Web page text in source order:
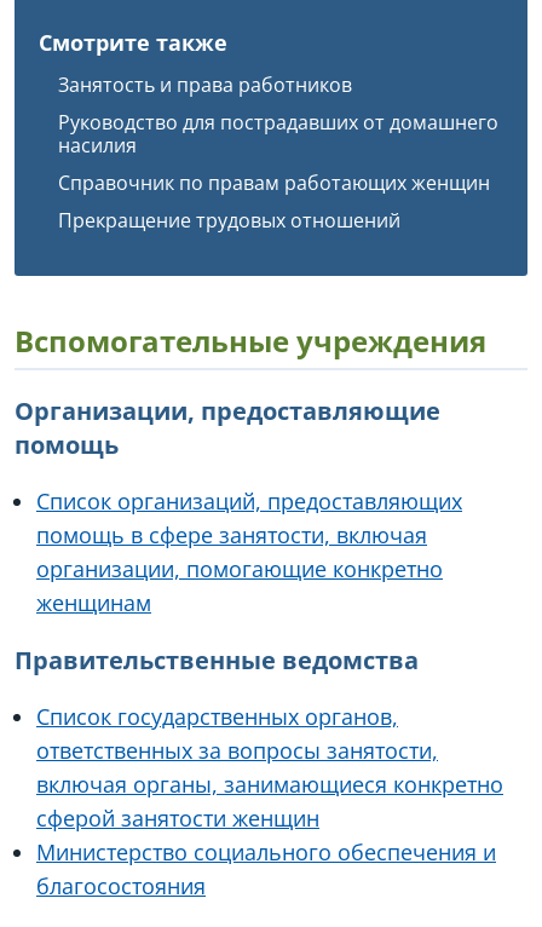
Смотрите также
Занятость и права работников
Руководство для пострадавших от домашнего
насилия
Справочник по правам работающих женщин
Прекращение трудовых отношений
Вспомогательные учреждения
Организации, предоставляющие
помощь
Список организаций, предоставляющих
помощь в сфере занятости, включая
организации, помогающие конкретно
женщинам
Правительственные ведомства
Список государственных органов,
ответственных за вопросы занятости,
включая органы, занимающиеся конкретно
сферой занятости женщин
Министерство социального обеспечения и
благосостояния